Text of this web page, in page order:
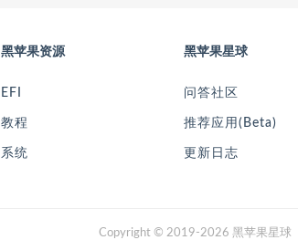
黑苹果资源
EFI
教程
系统
黑苹果星球
问答社区
推荐应用(Beta)
更新日志
Copyright © 2019-2026 黑苹果星球